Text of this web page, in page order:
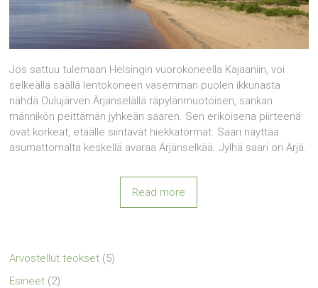
Jos sattuu tulemaan Helsingin vuorokoneella Kajaaniin, voi
selkeällä säällä lentokoneen vasemman puolen ikkunasta
nähdä Oulujärven Ärjänselällä räpylänmuotoisen, sankan
männikön peittämän jyhkeän saaren. Sen erikoisena piirteenä
ovat korkeat, etäälle siintävät hiekkatörmät. Saari näyttää
asumattomalta keskellä avaraa Ärjänselkää. Jylhä saari on Ärjä.
Read more
Arvostellut teokset (5)
Esineet (2)